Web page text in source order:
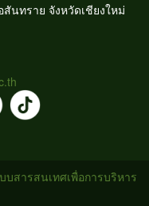
นทราย จังหวัดเชียงใหม่
บสารสนเทศเพื่อการบริหาร